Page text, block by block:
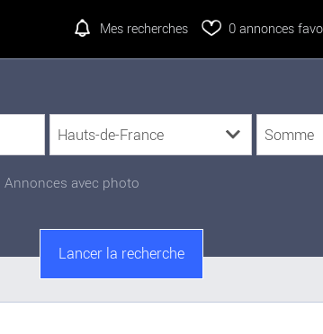
Mes recherches 0annonces
Annonces avec photo